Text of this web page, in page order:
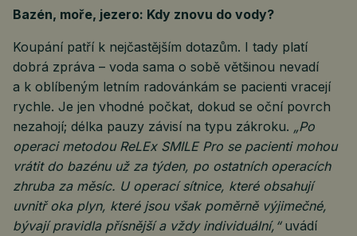
Bazén, moře, jezero: Kdy znovu do vody?
Koupání patří k nejčastějším dotazům. I tady platí
dobrá zpráva – voda sama o sobě většinou nevadí
a k oblíbeným letním radovánkám se pacienti vracejí
rychle. Je jen vhodné počkat, dokud se oční povrch
nezahojí; délka pauzy závisí na typu zákroku. „Po
operaci metodou ReLEx SMILE Pro se pacienti mohou
vrátit do bazénu už za týden, po ostatních operacích
zhruba za měsíc. U operací sítnice, které obsahují
uvnitř oka plyn, které jsou však poměrně výjimečné,
bývají pravidla přísnější a vždy individuální,“ uvádí